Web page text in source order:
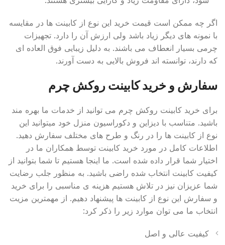
اگر چه ممکن است قیمت خرید این نوع از کابینت ها در مقایسه
با نمونه های دیگر زیاد باشد ولی ارزش آن را دارد. تجهیزات
چرمی بسیار انعطاف می باشند. به دلیل زیبایی فوق العاده ای
که دارند، توانسته اند فروش بالایی به دست آورند.
سفارش و خرید کابینت روکش چرم
برای خرید کابینت روکش چرم می توانید از خدمات ما بهره مند
باشید. متناسب با دیزاین و دکوراسیون منزل خود میتوانید این
نوع از کابینت ها را در رنگ و طرح های مختلف سفارش دهید.
اطلاعات کامل در مورد خرید کابینت توسط همکاران ما در
اختیار شما قرار داده شده است. ما اینجا هستیم تا شما بتوانید از
کیفیت کابینت انتخاب شده راضی باشید. به منظور جلب رضایت
شما عزیزان نیز در تلاش هستیم هزینه ی مناسبی را برای خرید
و سفارش این نوع از کابینت ها پیشنهاد دهیم. از مهمترین مزیت
انتخاب ما می توان موارد زیر را ذکر کرد:
کیفیت عالی و اصل